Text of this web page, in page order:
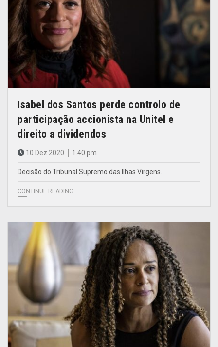
Isabel dos Santos perde controlo de
participação accionista na Unitel e
direito a dividendos
10 Dez 2020 1.40 pm
Decisão do Tribunal Supremo das Ilhas Virgens…
CONTINUE READING